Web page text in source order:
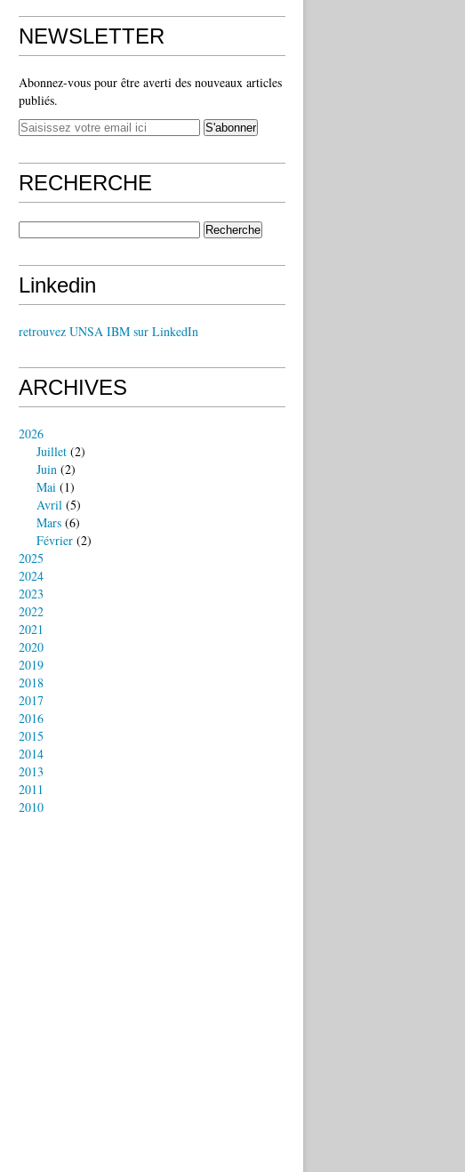
NEWSLETTER
Abonnez-vous pour être averti des nouveaux articles
publiés.
RECHERCHE
Linkedin
retrouvez UNSA IBM sur LinkedIn
ARCHIVES
2026
Juillet (2)
Juin (2)
Mai (1)
Avril (5)
Mars (6)
Février (2)
2025
2024
2023
2022
2021
2020
2019
2018
2017
2016
2015
2014
2013
2011
2010